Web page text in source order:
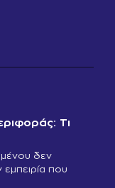
Τι
δεν
εμπειρία που